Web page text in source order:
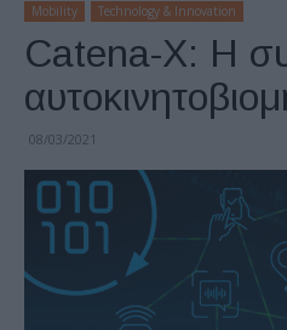
Mobility Technology & Innovation
Catena-X: Η
08/03/2021